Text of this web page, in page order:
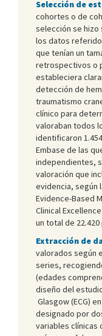
Selección de
cohortes o de
selección se hizo
los datos
que tenían un
retrospectivos o
estableciera
detección de
traumatismo
clínico para
valoraban todos
identificaron
Embase de las
independientes,
valoración que
evidencia, según
Evidence-Based
Clinical
un total de
Extracción de
valorados según
series,
(edades
diseño del
Glasgow (ECG)
designado por
variables clínicas